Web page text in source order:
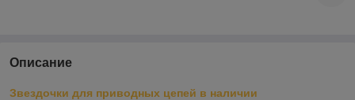
Описание
Звездочки для приводных цепей в наличии